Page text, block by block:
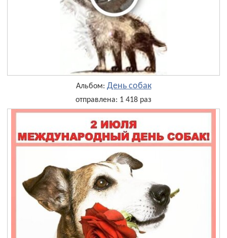
Альбом: День собак
отправлена: 1 418 раз